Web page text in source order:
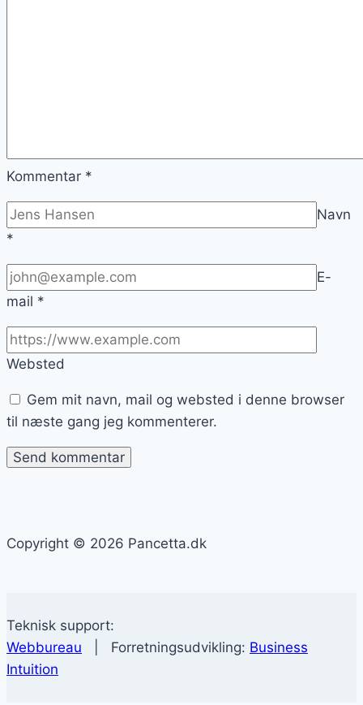
Kommentar *
Navn
*
E-
mail *
Websted
Gem mit navn, mail og websted i denne browser
til næste gang jeg kommenterer.
Copyright © 2026 Pancetta.dk
Teknisk support:
Webbureau | Forretningsudvikling: Business
Intuition